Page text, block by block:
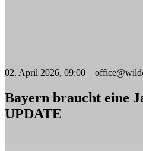
02. April 2026, 09:00
Bayern braucht eine
UPDATE